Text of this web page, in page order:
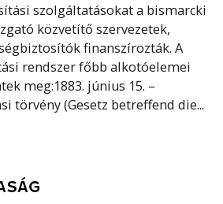
szolgáltatásokat a bismarcki
közvetítő szervezetek,
finanszírozták. A
rendszer főbb alkotóelemei
meg:1883. június 15. –
törvény (Gesetz betreffend die...